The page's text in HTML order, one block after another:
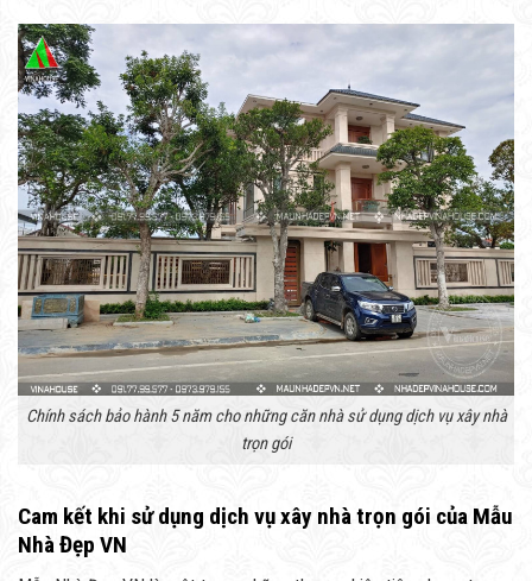
Chính sách bảo hành 5 năm cho những căn nhà sử dụng dịch vụ xây nhà
trọn gói
Cam kết khi sử dụng dịch vụ xây nhà trọn gói của Mẫu
Nhà Đẹp VN